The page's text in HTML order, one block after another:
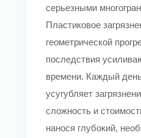
серьезными
Пластиковое
геометрической
последствия
времени. Каждый
усугубляет
сложность и
нанося глубокий,